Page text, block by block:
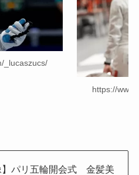
_lucaszucs/
https://
】パリ五輪開会式 金髪美